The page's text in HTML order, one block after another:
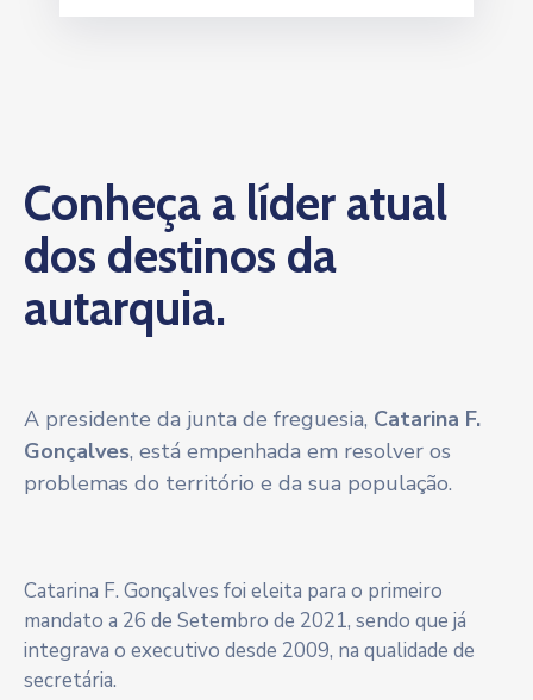
Conheça a líder atual
dos destinos da
autarquia.
A presidente da junta de freguesia, Catarina F.
Gonçalves, está empenhada em resolver os
problemas do território e da sua população.
Catarina F. Gonçalves foi eleita para o primeiro
mandato a 26 de Setembro de 2021, sendo que já
integrava o executivo desde 2009, na qualidade de
secretária.